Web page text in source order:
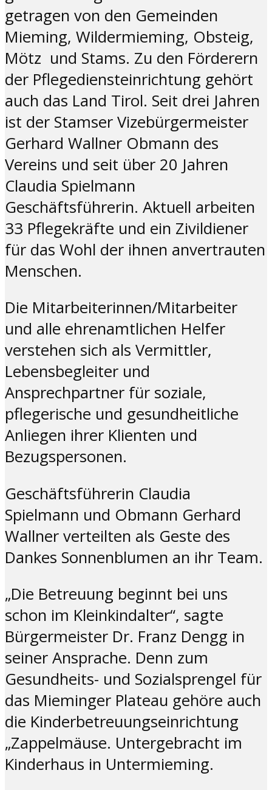
getragen von den Gemeinden
Mieming, Wildermieming, Obsteig,
Mötz und Stams. Zu den Förderern
der Pflegediensteinrichtung gehört
auch das Land Tirol. Seit drei Jahren
ist der Stamser Vizebürgermeister
Gerhard Wallner Obmann des
Vereins und seit über 20 Jahren
Claudia Spielmann
Geschäftsführerin. Aktuell arbeiten
33 Pflegekräfte und ein Zivildiener
für das Wohl der ihnen anvertrauten
Menschen.
Die Mitarbeiterinnen/Mitarbeiter
und alle ehrenamtlichen Helfer
verstehen sich als Vermittler,
Lebensbegleiter und
Ansprechpartner für soziale,
pflegerische und gesundheitliche
Anliegen ihrer Klienten und
Bezugspersonen.
Geschäftsführerin Claudia
Spielmann und Obmann Gerhard
Wallner verteilten als Geste des
Dankes Sonnenblumen an ihr Team.
„Die Betreuung beginnt bei uns
schon im Kleinkindalter“, sagte
Bürgermeister Dr. Franz Dengg in
seiner Ansprache. Denn zum
Gesundheits- und Sozialsprengel für
das Mieminger Plateau gehöre auch
die Kinderbetreuungseinrichtung
„Zappelmäuse. Untergebracht im
Kinderhaus in Untermieming.